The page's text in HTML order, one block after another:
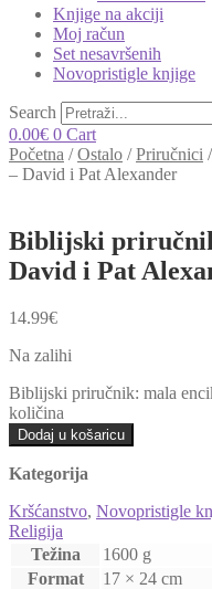
Knjige na akciji
Moj račun
Set nesavršenih
Novopristigle knjige
Search
0.00€ 0 Cart
Početna /Ostalo /Priručnici /
– David i Pat Alexander
Biblijski
David i Pat
14.99€
Na zalihi
Biblijski priručnik: mala
količina
Dodaj u košaricu
Kategorija
Kršćanstvo, Novopristigle
Religija
Težina
1600 g
Format
17 × 24 cm